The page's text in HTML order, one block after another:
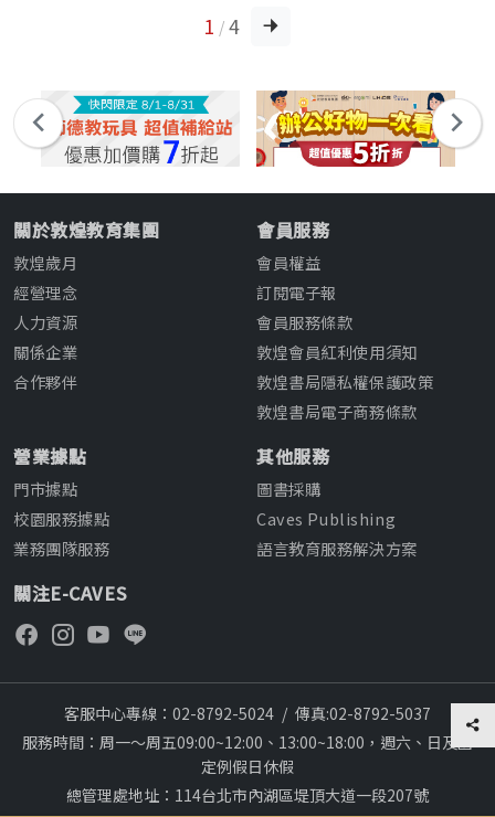
1 / 4
關於敦煌教育集團
敦煌歲月
經營理念
人力資源
關係企業
合作夥伴
會員服務
會員權益
訂閱電子報
會員服務條款
敦煌會員紅利使用須知
敦煌書局隱私權保護政策
敦煌書局電子商務條款
營業據點
門市據點
校園服務據點
業務團隊服務
其他服務
圖書採購
Caves Publishing
語言教育服務解決方案
關注E-CAVES
客服中心專線：02-8792-5024 / 傳真:02-8792-5037
服務時間：周一～周五09:00~12:00、13:00~18:00，週六、日及國
定例假日休假
總管理處地址：114台北市內湖區堤頂大道一段207號